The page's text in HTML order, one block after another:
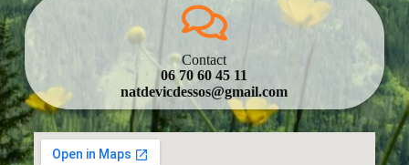
Contact
06 70 60 45 11
natdevicdessos@gmail.com